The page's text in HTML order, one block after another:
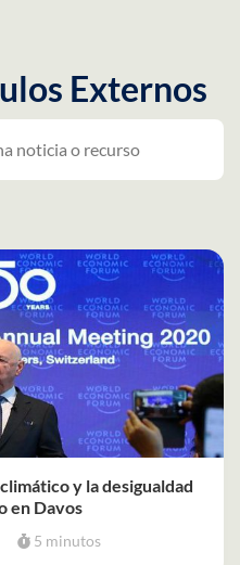
Externos
y la desigualdad
en Davos
5 minutos